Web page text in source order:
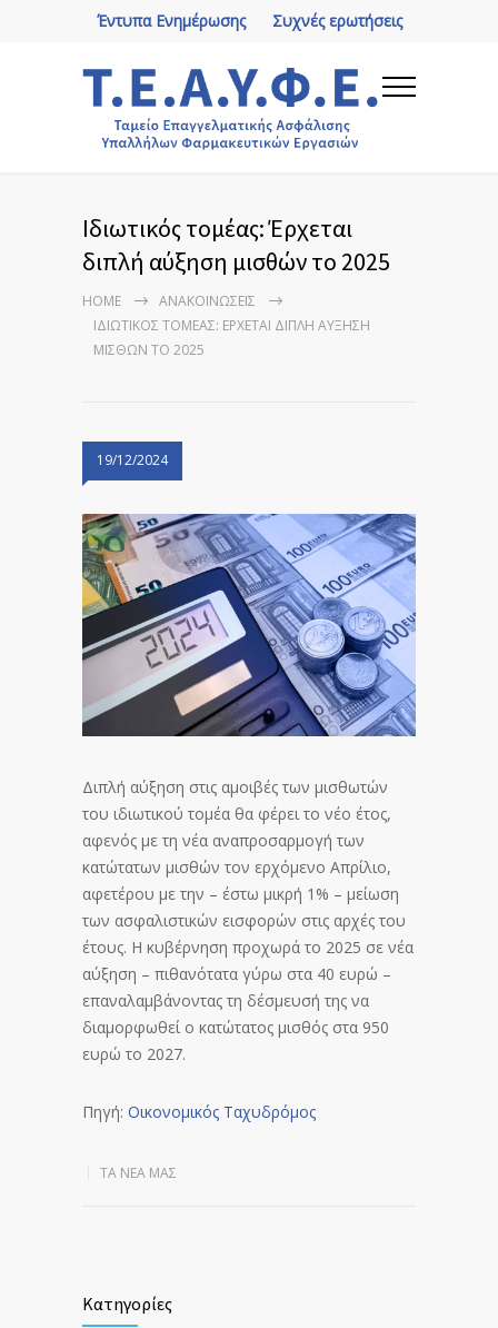
Συχνές ερωτήσεις
Έντυπα Ενημέρωσης
Ιδιωτικός τομέας: Έρχεται
διπλή αύξηση μισθών το 2025
HOME
ΑΝΑΚΟΙΝΏΣΕΙΣ
ΙΔΙΩΤΙΚΌΣ ΤΟΜΈΑΣ: ΈΡΧΕΤΑΙ ΔΙΠΛΉ ΑΎΞΗΣΗ
ΜΙΣΘΏΝ ΤΟ 2025
19/12/2024
Διπλή αύξηση στις αμοιβές των μισθωτών
του ιδιωτικού τομέα θα φέρει το νέο έτος,
αφενός με τη νέα αναπροσαρμογή των
κατώτατων μισθών τον ερχόμενο Απρίλιο,
αφετέρου με την – έστω μικρή 1% – μείωση
των ασφαλιστικών εισφορών στις αρχές του
έτους. Η κυβέρνηση προχωρά το 2025 σε νέα
αύξηση – πιθανότατα γύρω στα 40 ευρώ –
επαναλαμβάνοντας τη δέσμευσή της να
διαμορφωθεί ο κατώτατος μισθός στα 950
ευρώ το 2027.
Πηγή: Οικονομικός Ταχυδρόμος
ΤΑ ΝΈΑ ΜΑΣ
Κατηγορίες